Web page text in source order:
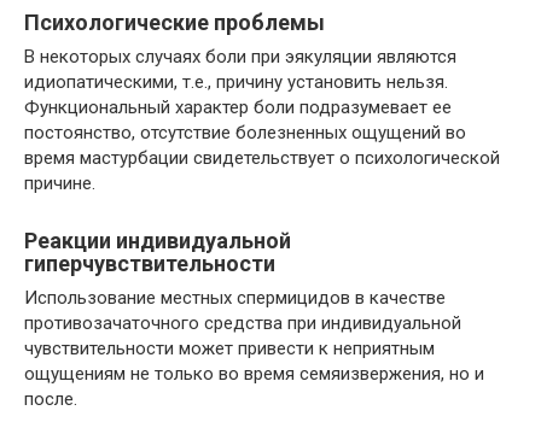
Психологические проблемы
В некоторых случаях боли при эякуляции являются
идиопатическими, т.е., причину установить нельзя.
Функциональный характер боли подразумевает ее
постоянство, отсутствие болезненных ощущений во
время мастурбации свидетельствует о психологической
причине.
Реакции индивидуальной
гиперчувствительности
Использование местных спермицидов в качестве
противозачаточного средства при индивидуальной
чувствительности может привести к неприятным
ощущениям не только во время семяизвержения, но и
после.